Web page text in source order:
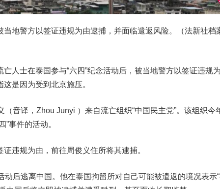
当地警方以签证违规为由逮捕，并面临遣返风险。（法新社档
亡人士在泰国参与“六四”纪念活动后，被当地警方以签证违规
是因为受到北京施压。
音译，Zhou Junyi ）来自流亡组织“中国民主党”。该组织今
”事件的活动。
违规为由，前往周俊义住所将其逮捕。
动后逃离中国。他在泰国拘留所对自己可能被遣返的境况表示